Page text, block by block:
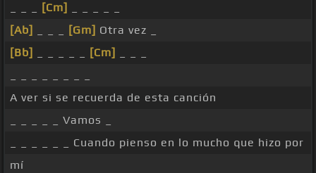
[Cm]
[Ab]
[Gm] Otra vez _
[Bb]
[Cm]
A ver si se recuerda de esta canción
_ _ _ _ _ Vamos _
_ _ _ _ _ _ Cuando pienso en lo mucho que hizo por
mí